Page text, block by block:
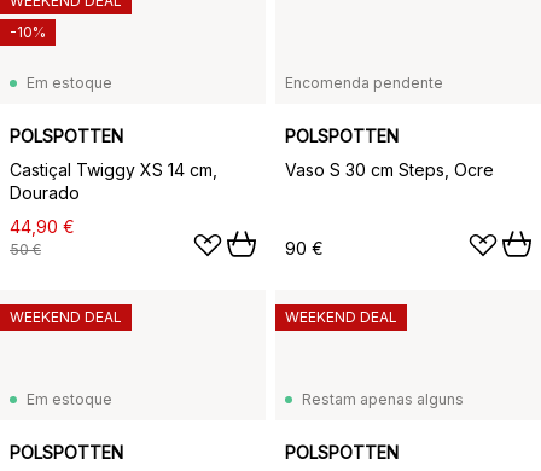
Em estoque
POLSPOTTEN
Castiçal Twiggy XS 14 cm,
Dourado
44,90 €
50 €
-10%
Encomenda pendente
POLSPOTTEN
Vaso S 30 cm Steps, Ocre
90 €
Em estoque
POLSPOTTEN
WEEKEND DEAL
Restam apenas alguns
POLSPOTTEN
WEEKEND DEAL